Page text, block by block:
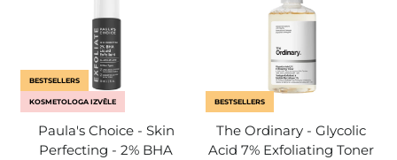
BESTSELLERS
KOSMETOLOGA IZVĒLE
Paula's Choice - Skin
Perfecting - 2% BHA
BESTSELLERS
The Ordinary - Glycolic
Acid 7% Exfoliating Toner